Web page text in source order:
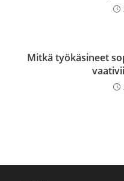
Mitkä työkäsineet